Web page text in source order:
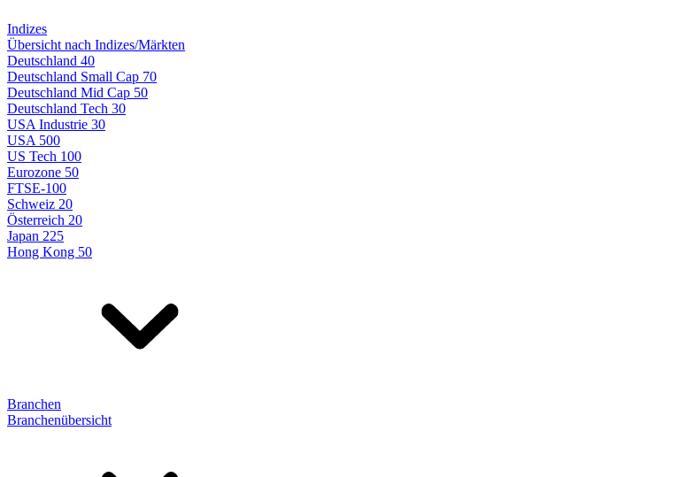
Indizes
Übersicht nach Indizes/Märkten
Deutschland 40
Deutschland Small Cap 70
Deutschland Mid Cap 50
Deutschland Tech 30
USA Industrie 30
USA 500
US Tech 100
Eurozone 50
FTSE-100
Schweiz 20
Österreich 20
Japan 225
Hong Kong 50
Branchen
Branchenübersicht